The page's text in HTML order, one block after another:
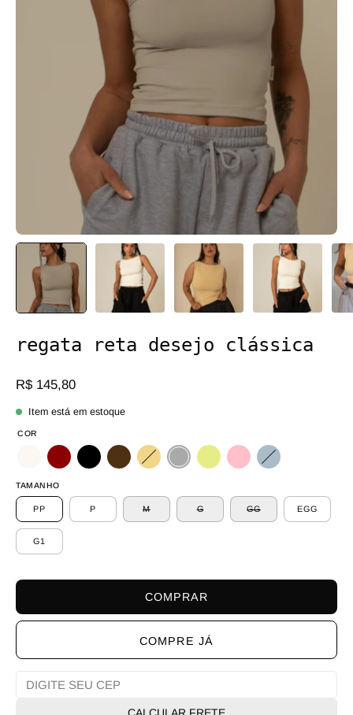
regata reta desejo clássica
R$ 145,80
Item está em estoque
TAMANHO
PP P M G GG EGG
G1
COR
COMPRAR
COMPRE JÁ
CALCULAR FRETE